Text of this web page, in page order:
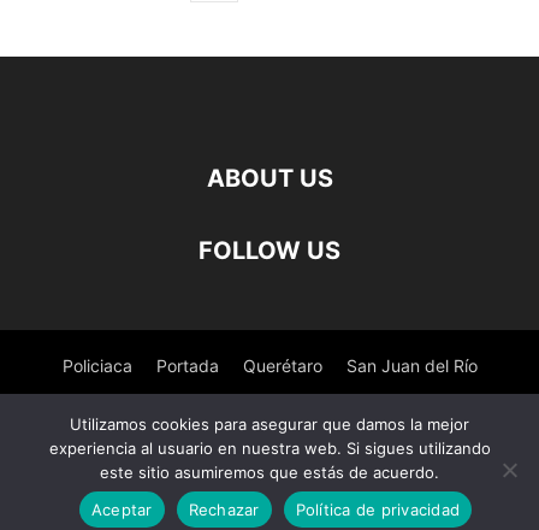
ABOUT US
FOLLOW US
Policiaca Portada Querétaro San Juan del Río
Nacional Salud
© ©Derechos Reservados El Observador de Queretaro
Utilizamos cookies para asegurar que damos la mejor
experiencia al usuario en nuestra web. Si sigues utilizando
este sitio asumiremos que estás de acuerdo.
Aceptar
Rechazar Política de privacidad